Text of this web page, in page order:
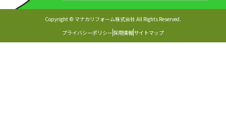
Copyright © マナカリフォーム株式会社 All Rights Reserved.
プライバシーポリシー採用情報サイトマップ